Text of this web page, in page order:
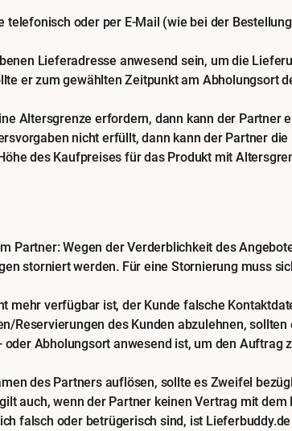
oder per E-Mail (wie bei der
Lieferadresse anwesend sein, um die
er zum gewählten Zeitpunkt am Abholungsort
Altersgrenze erfordern, dann kann der Partner
nicht erfüllt, dann kann der Partner
des Kaufpreises für das Produkt mit
Partner: Wegen der Verderblichkeit des
storniert werden. Für eine Stornierung muss
mehr verfügbar ist, der Kunde falsche
des Kunden abzulehnen, sollten
Abholungsort anwesend ist, um den Auftrag
des Partners auflösen, sollte es Zweifel
auch, wenn der Partner keinen Vertrag mit dem
falsch oder betrügerisch sind, ist